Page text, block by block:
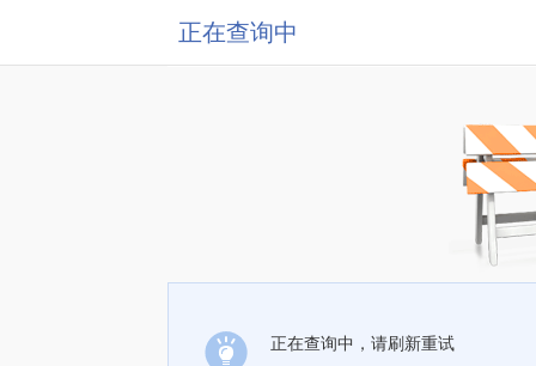
正在查询中
正在查询中，请刷新重试